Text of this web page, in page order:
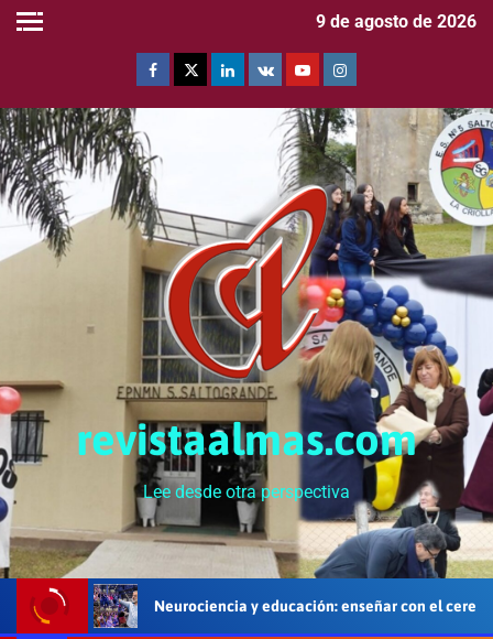
9 de agosto de 2026
revistaalmas.com
Lee desde otra perspectiva
Neurociencia y educación: enseñar con el cerebro, el cuerpo y el